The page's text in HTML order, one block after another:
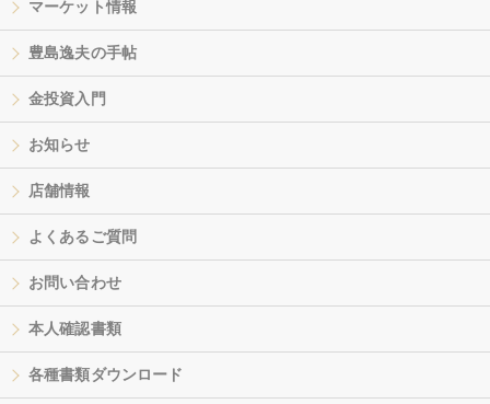
マーケット情報
豊島逸夫の手帖
金投資入門
お知らせ
店舗情報
よくあるご質問
お問い合わせ
本人確認書類
各種書類ダウンロード